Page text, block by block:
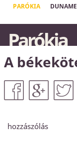
PARÓKIA
Mert egyenesek az Úr
igazak járnak rajtuk, a
vétkesek elbuknak
Parókia
A
hozzászólás